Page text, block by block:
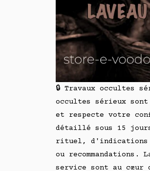
🔒 Travaux occultes
occultes sérieux
et respecte votre
détaillé sous 15
rituel, d'indications
ou
service sont au cœur